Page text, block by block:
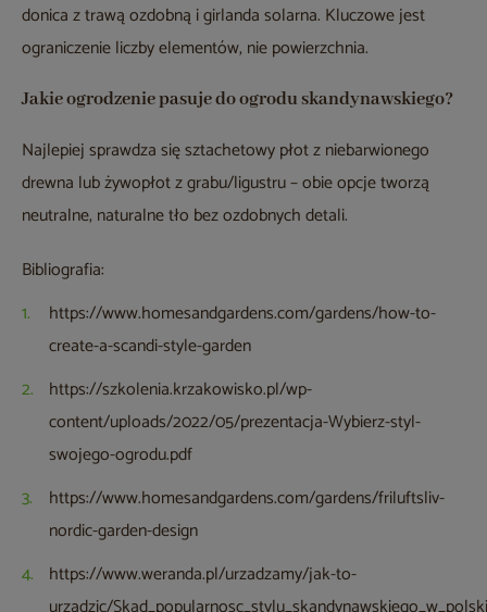
donica z trawą ozdobną i girlanda solarna. Kluczowe jest
ograniczenie liczby elementów, nie powierzchnia.
Jakie ogrodzenie pasuje do ogrodu skandynawskiego?
Najlepiej sprawdza się sztachetowy płot z niebarwionego
drewna lub żywopłot z grabu/ligustru – obie opcje tworzą
neutralne, naturalne tło bez ozdobnych detali.
Bibliografia:
https://www.homesandgardens.com/gardens/how-to-
create-a-scandi-style-garden
https://szkolenia.krzakowisko.pl/wp-
content/uploads/2022/05/prezentacja-Wybierz-styl-
swojego-ogrodu.pdf
https://www.homesandgardens.com/gardens/friluftsliv-
nordic-garden-design
https://www.weranda.pl/urzadzamy/jak-to-